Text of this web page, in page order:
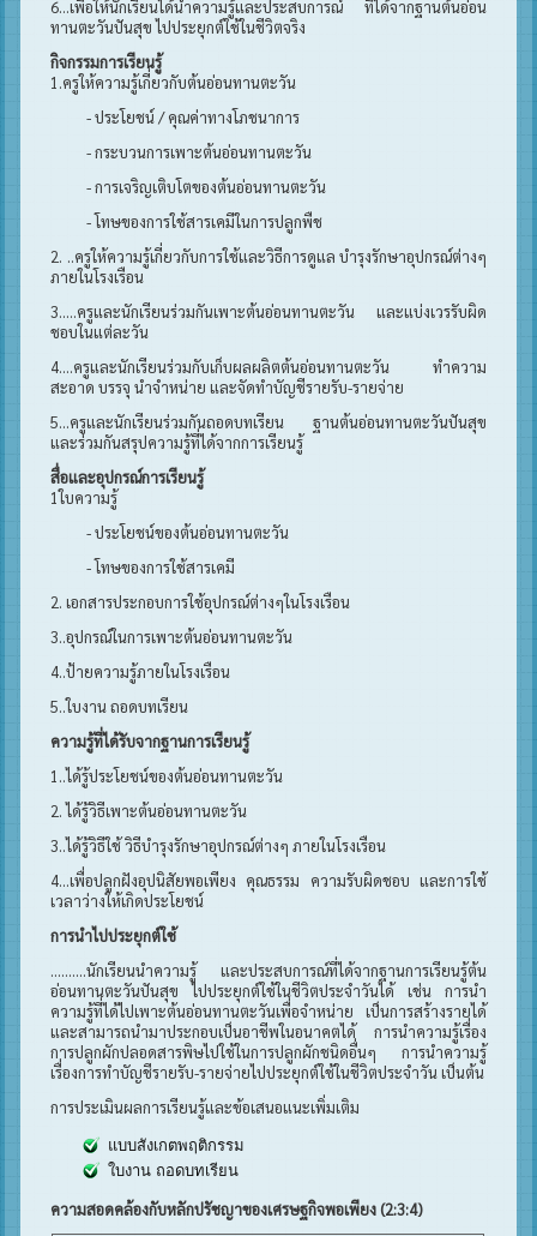
6…เพื่อให้นักเรียนได้นำความรู้และประสบการณ์ ที่ได้จากฐานต้นอ่อน
ทานตะวันปันสุข ไปประยุกต์ใช้ในชีวิตจริง
กิจกรรมการเรียนรู้
1.ครูให้ความรู้เกี่ยวกับต้นอ่อนทานตะวัน
- ประโยชน์ / คุณค่าทางโภชนาการ
- กระบวนการเพาะต้นอ่อนทานตะวัน
- การเจริญเติบโตของต้นอ่อนทานตะวัน
- โทษของการใช้สารเคมีในการปลูกพืช
2. ..ครูให้ความรู้เกี่ยวกับการใช้และวิธีการดูแล บำรุงรักษาอุปกรณ์ต่างๆ
ภายในโรงเรือน
3.....ครูและนักเรียนร่วมกันเพาะต้นอ่อนทานตะวัน และแบ่งเวรรับผิด
ชอบในแต่ละวัน
4....ครูและนักเรียนร่วมกับเก็บผลผลิตต้นอ่อนทานตะวัน ทำความ
สะอาด บรรจุ นำจำหน่าย และจัดทำบัญชีรายรับ-รายจ่าย
5...ครูและนักเรียนร่วมกันถอดบทเรียน ฐานต้นอ่อนทานตะวันปันสุข
และร่วมกันสรุปความรู้ที่ได้จากการเรียนรู้
สื่อและอุปกรณ์การเรียนรู้
1ใบความรู้
- ประโยชน์ของต้นอ่อนทานตะวัน
- โทษของการใช้สารเคมี
2. เอกสารประกอบการใช้อุปกรณ์ต่างๆในโรงเรือน
3..อุปกรณ์ในการเพาะต้นอ่อนทานตะวัน
4..ป้ายความรู้ภายในโรงเรือน
5..ใบงาน ถอดบทเรียน
ความรู้ที่ได้รับจากฐานการเรียนรู้
1..ได้รู้ประโยชน์ของต้นอ่อนทานตะวัน
2. ได้รู้วิธีเพาะต้นอ่อนทานตะวัน
3..ได้รู้วิธีใช้ วิธีบำรุงรักษาอุปกรณ์ต่างๆ ภายในโรงเรือน
4...เพื่อปลูกฝังอุปนิสัยพอเพียง คุณธรรม ความรับผิดชอบ และการใช้
เวลาว่างให้เกิดประโยชน์
การนำไปประยุกต์ใช้
..........นักเรียนนำความรู้ และประสบการณ์ที่ได้จากฐานการเรียนรู้ต้น
อ่อนทานตะวันปันสุข ไปประยุกต์ใช้ในชีวิตประจำวันได้ เช่น การนำ
ความรู้ที่ได้ไปเพาะต้นอ่อนทานตะวันเพื่อจำหน่าย เป็นการสร้างรายได้
และสามารถนำมาประกอบเป็นอาชีพในอนาคตได้ การนำความรู้เรื่อง
การปลูกผักปลอดสารพิษไปใช้ในการปลูกผักชนิดอื่นๆ การนำความรู้
เรื่องการทำบัญชีรายรับ-รายจ่ายไปประยุกต์ใช้ในชีวิตประจำวัน เป็นต้น
การประเมินผลการเรียนรู้และข้อเสนอแนะเพิ่มเติม
แบบสังเกตพฤติกรรม
ใบงาน ถอดบทเรียน
ความสอดคล้องกับหลักปรัชญาของเศรษฐกิจพอเพียง (2:3:4)